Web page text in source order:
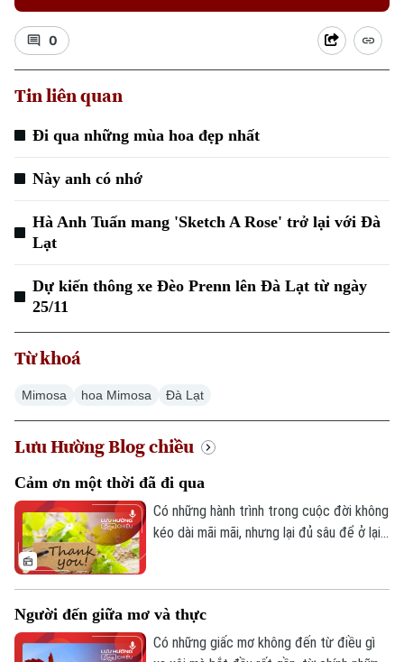
0
Tin liên quan
Đi qua những mùa hoa đẹp nhất
Này anh có nhớ
Hà Anh Tuấn mang 'Sketch A Rose' trở lại với Đà
Lạt
Dự kiến thông xe Đèo Prenn lên Đà Lạt từ ngày
25/11
Từ khoá
Mimosa hoa Mimosa Đà Lạt
Lưu Hường Blog chiều
Cảm ơn một thời đã đi qua
Có những hành trình trong cuộc đời không
kéo dài mãi mãi, nhưng lại đủ sâu để ở lại
cách yêu thương, cách trưởng thành, và
cả cách buông tay đúng lúc.
Người đến giữa mơ và thực
Có những giấc mơ không đến từ điều gì